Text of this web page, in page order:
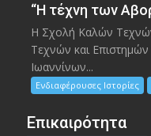
“Η τέχνη των
Η Σχολή Καλών
Τεχνών και
Ιωαννίνων...
Ενδιαφέρουσες Ιστορίες
Επικαιρότητα